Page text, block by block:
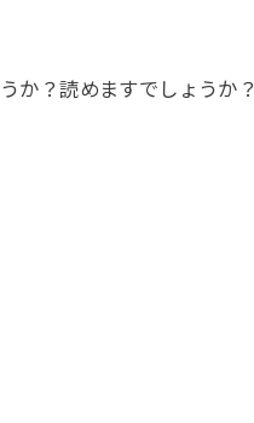
か？読めますでしょうか？